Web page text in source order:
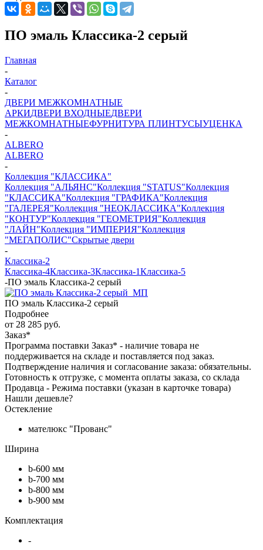
ПО эмаль Классика-2 серый
Главная
-
Каталог
-
ДВЕРИ МЕЖКОМНАТНЫЕ
АРКИДВЕРИ ВХОДНЫЕДВЕРИ
МЕЖКОМНАТНЫЕФУРНИТУРА ПЛИНТУСЫУЦЕНКА
-
ALBERO
ALBERO
-
Коллекция "КЛАССИКА"
Коллекция "АЛЬЯНС"Коллекция "STATUS"Коллекция
"КЛАССИКА"Коллекция "ГРАФИКА"Коллекция
"ГАЛЕРЕЯ"Коллекция "НЕОКЛАССИКА"Коллекция
"КОНТУР"Коллекция "ГЕОМЕТРИЯ"Коллекция
"ЛАЙН"Коллекция "ИМПЕРИЯ"Коллекция
"МЕГАПОЛИС"Скрытые двери
-
Классика-2
Классика-4Классика-3Классика-1Классика-5
-ПО эмаль Классика-2 серый
ПО эмаль Классика-2 серый
Подробнее
от 28 285 руб.
Заказ*
Программа поставки Заказ* - наличие товара не
поддерживается на складе и поставляется под заказ.
Подтверждение наличия и согласование заказа: обязательны.
Готовность к отгрузке, с момента оплаты заказа, со склада
Продавца - Режима поставки (указан в карточке товара)
Нашли дешевле?
Остекление
мателюкс "Прованс"
Ширина
b-600 мм
b-700 мм
b-800 мм
b-900 мм
Комплектация
-